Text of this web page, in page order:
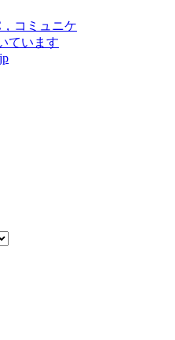
コミュニケ
ています